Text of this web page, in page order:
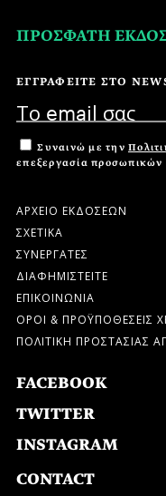
ΠΡΟΣΦΑΤΗ
ΕΓΓΡΑΦΕΙΤΕ ΣΤΟ
Συναινώ με την
επεξεργασία προσωπικών
ΑΡΧΕΙΟ ΕΚΔΟΣΕΩΝ
ΣΧΕΤΙΚΑ
ΣΥΝΕΡΓΑΤΕΣ
ΔΙΑΦΗΜΙΣΤΕΙΤΕ
ΕΠΙΚΟΙΝΩΝΙΑ
ΟΡΟΙ & ΠΡΟΫΠΟΘΕΣΕΙΣ
ΠΟΛΙΤΙΚΗ ΠΡΟΣΤΑΣΙΑΣ
FACEBOOK
TWITTER
INSTAGRAM
CONTACT